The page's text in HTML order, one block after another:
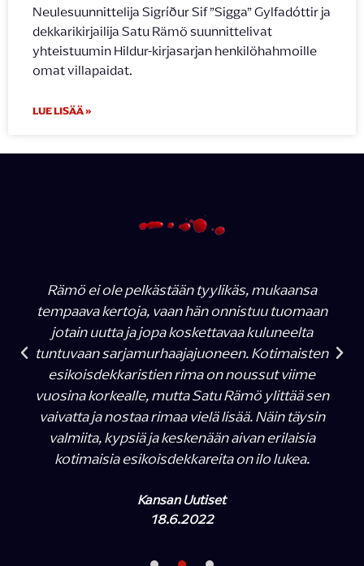
Neulesuunnittelija Sigríður Sif ”Sigga” Gylfadóttir ja
dekkarikirjailija Satu Rämö suunnittelivat
yhteistuumin Hildur-kirjasarjan henkilöhahmoille
omat villapaidat.
LUE LISÄÄ »
Rämö ei ole pelkästään tyylikäs, mukaansa
tempaava kertoja, vaan hän onnistuu tuomaan
jotain uutta ja jopa koskettavaa kuluneelta
tuntuvaan sarjamurhaajajuoneen. Kotimaisten
esikoisdekkaristien rima on noussut viime
vuosina korkealle, mutta Satu Rämö ylittää sen
vaivatta ja nostaa rimaa vielä lisää. Näin täysin
valmiita, kypsiä ja keskenään aivan erilaisia
kotimaisia esikoisdekkareita on ilo lukea.
Kansan Uutiset
18.6.2022